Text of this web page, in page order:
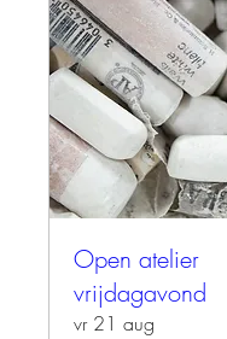
Open atelier
vrijdagavond
vr 21 aug